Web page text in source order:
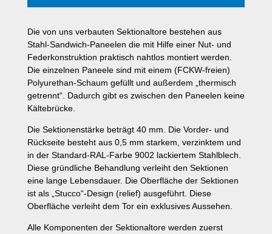
Die von uns verbauten Sektionaltore bestehen aus
Stahl-Sandwich-Paneelen die mit Hilfe einer Nut- und
Federkonstruktion praktisch nahtlos montiert werden.
Die einzelnen Paneele sind mit einem (FCKW-freien)
Polyurethan-Schaum gefüllt und außerdem „thermisch
getrennt“. Dadurch gibt es zwischen den Paneelen keine
Kältebrücke.
Die Sektionenstärke beträgt 40 mm. Die Vorder- und
Rückseite besteht aus 0,5 mm starkem, verzinktem und
in der Standard-RAL-Farbe 9002 lackiertem Stahlblech.
Diese gründliche Behandlung verleiht den Sektionen
eine lange Lebensdauer. Die Oberfläche der Sektionen
ist als „Stucco“-Design (relief) ausgeführt. Diese
Oberfläche verleiht dem Tor ein exklusives Aussehen.
Alle Komponenten der Sektionaltore werden zuerst